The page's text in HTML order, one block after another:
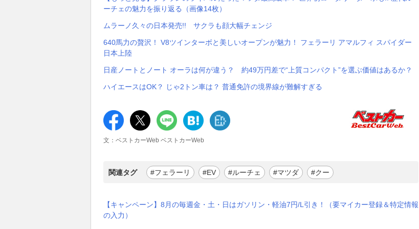
ーチェの魅力を振り返る（画像14枚）
ムラーノ久々の日本発売!! サクラも顔大幅チェンジ
640馬力の贅沢！ V8ツインターボと美しいオープンが魅力！ フェラーリ アマルフィ スパイダー
日本上陸
日産ノートとノート オーラは何が違う？ 約49万円差で“上質コンパクト”を選ぶ価値はあるか？
ハイエースはOK？ じゃ2トン車は？ 普通免許の境界線が難解すぎる
文：ベストカーWeb ベストカーWeb
関連タグ #フェラーリ #EV #ルーチェ #マツダ #クー
【キャンペーン】8月の毎週金・土・日はガソリン・軽油7円/L引き！（要マイカー登録＆特定情報
の入力）